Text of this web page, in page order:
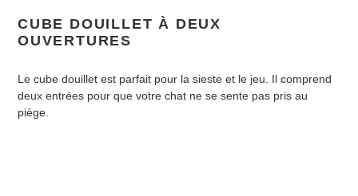
CUBE DOUILLET À DEUX
OUVERTURES
Le cube douillet est parfait pour la sieste et le jeu. Il comprend
deux entrées pour que votre chat ne se sente pas pris au
piège.